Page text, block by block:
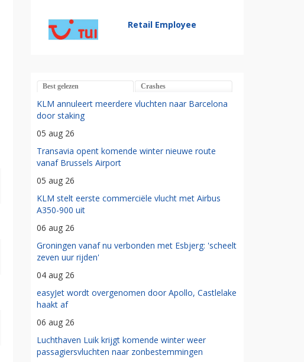
Retail Employee
Best gelezen Crashes
KLM annuleert meerdere vluchten naar Barcelona
door staking
05 aug 26
Transavia opent komende winter nieuwe route
vanaf Brussels Airport
05 aug 26
KLM stelt eerste commerciële vlucht met Airbus
A350-900 uit
06 aug 26
Groningen vanaf nu verbonden met Esbjerg: 'scheelt
zeven uur rijden'
04 aug 26
easyJet wordt overgenomen door Apollo, Castlelake
haakt af
06 aug 26
Luchthaven Luik krijgt komende winter weer
passagiersvluchten naar zonbestemmingen